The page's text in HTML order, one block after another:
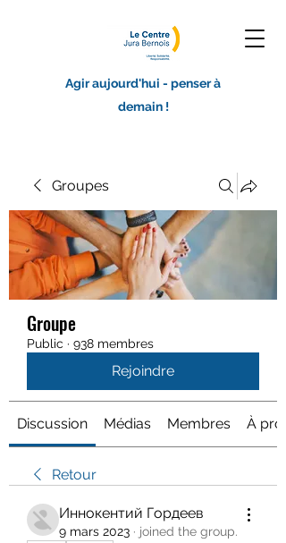
Agir aujourd'hui - penser à
demain !
Groupes
Groupe
Public · 938 membres
Rejoindre
Discussion Médias Membres À
Retour
Иннокентий Гордеев
9 mars 2023 · joined the group.